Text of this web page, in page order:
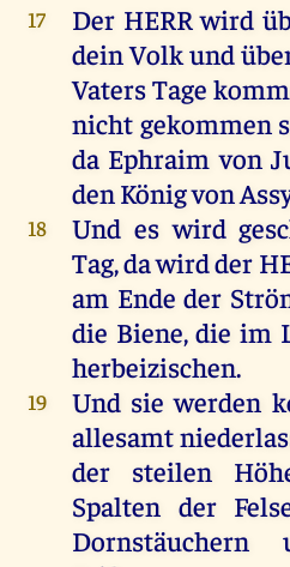
17 Der HERR wird
deinVolkund
VatersTage
nicht gekommen
da Ephraim von
denKönigvon
18 Und es wird
Tag,dawirdder
am Ende der
die Biene,die im
herbeizischen.
19 Und sie werden
allesamt
dersteilen
Spalten der
Dornstäuchern